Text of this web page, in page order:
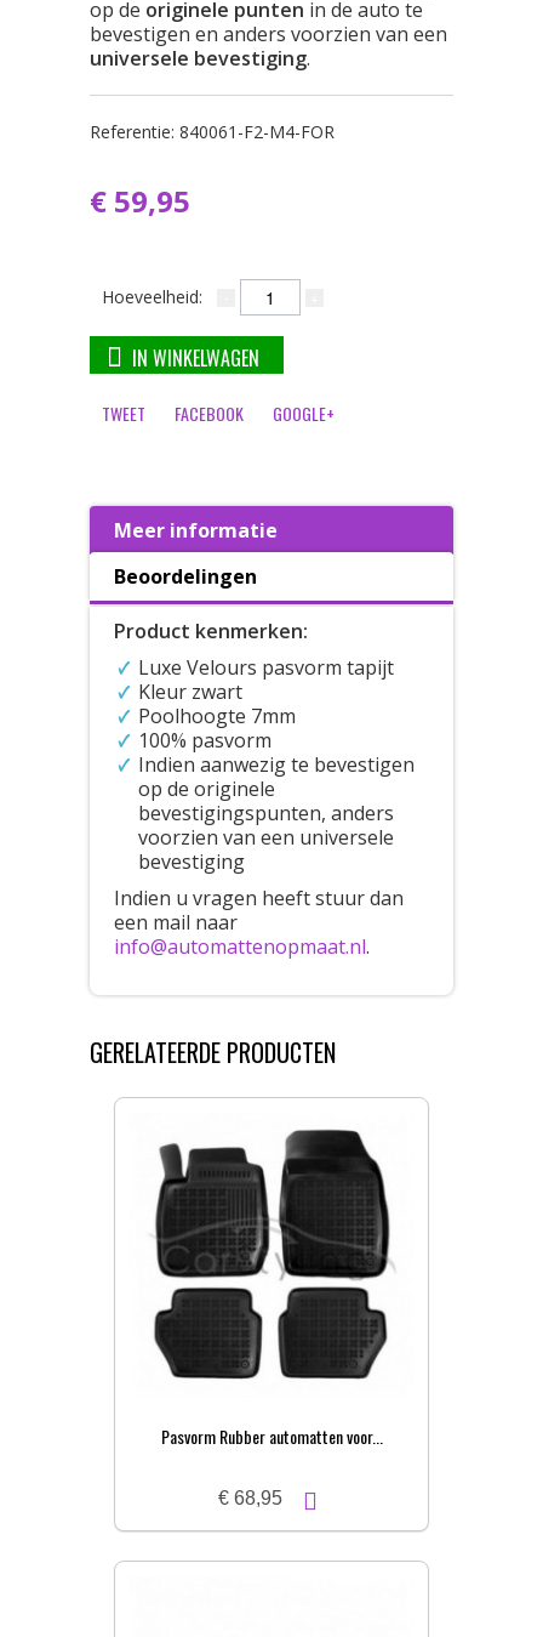
op de originele punten in de auto te
bevestigen en anders voorzien van een
universele bevestiging.
Referentie: 840061-F2-M4-FOR
€ 59,95
Hoeveelheid:
IN WINKELWAGEN
TWEET FACEBOOK GOOGLE+
Meer informatie
Beoordelingen
Product kenmerken:
Luxe Velours pasvorm tapijt
Kleur zwart
Poolhoogte 7mm
100% pasvorm
Indien aanwezig te bevestigen
op de originele
bevestigingspunten, anders
voorzien van een universele
bevestiging
Indien u vragen heeft stuur dan
een mail naar
info@automattenopmaat.nl.
GERELATEERDE PRODUCTEN
Pasvorm Rubber automatten voor...
€ 68,95